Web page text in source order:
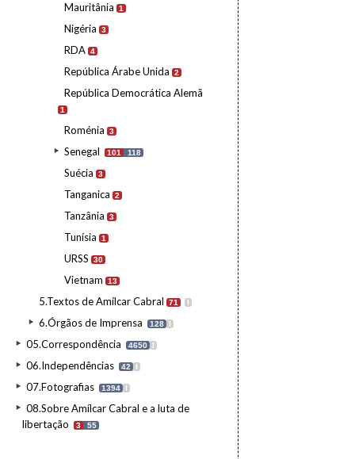
Mauritânia 1
Nigéria 3
RDA 4
República Árabe Unida 2
República Democrática Alemã
1
Roménia 3
Senegal 101 118
Suécia 3
Tanganica 2
Tanzânia 3
Tunísia 1
URSS 30
Vietnam 13
5.Textos de Amílcar Cabral 71 I
6.Órgãos de Imprensa 128 I
05.Correspondência 4650 I
06.Independências 42 I
07.Fotografias 1394 I
08.Sobre Amílcar Cabral e a luta de
libertação
3 55